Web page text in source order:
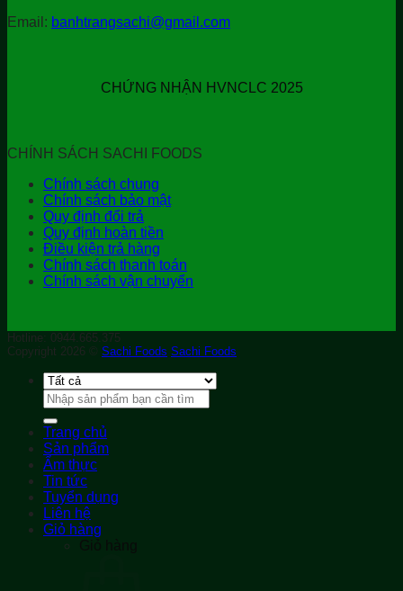
Email: banhtrangsachi@gmail.com
CHỨNG NHẬN HVNCLC 2025
CHÍNH SÁCH SACHI FOODS
Chính sách chung
Chính sách bảo mật
Quy định đổi trả
Quy định hoàn tiền
Điều kiện trả hàng
Chính sách thanh toán
Chính sách vận chuyển
Hotline: 0944.665.375
Copyright 2026 © Sachi Foods Sachi Foods
Tìm
kiếm:
Trang chủ
Sản phẩm
Ẩm thực
Tin tức
Tuyển dụng
Liên hệ
Giỏ hàng
Giỏ hàng